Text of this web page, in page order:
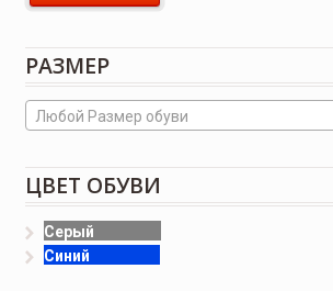
РАЗМЕР
Любой Размер обуви
ЦВЕТ ОБУВИ
Серый
Синий